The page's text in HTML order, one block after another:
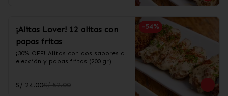
-54%
¡Alitas Lover! 12 alitas con
papas fritas
¡30% OFF! Alitas con dos sabores a
elección y papas fritas (200 gr)
S/ 24.00S/ 52.00